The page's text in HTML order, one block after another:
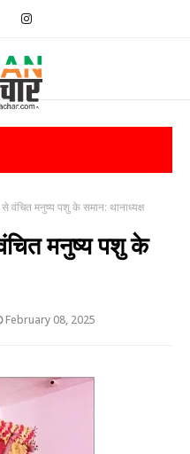
वंचित मनुष्य पशु के समान: थानाध्यक्ष
मनुष्य पशु के
February 08, 2025